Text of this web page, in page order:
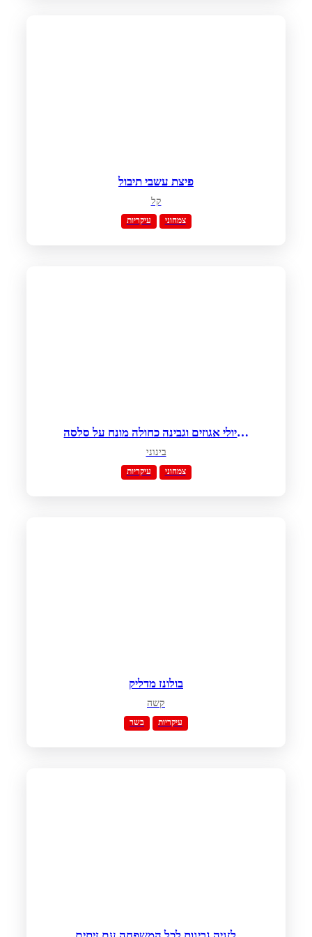
פיצת עשבי תיבול
קל
עיקריות צמחוני
רביולי אגוזים וגבינה כחולה מונח על סלסה
חצילים חריפה וטחינה גולמית
בינוני
עיקריות צמחוני
בולונז מדליק
קשה
בשר עיקריות